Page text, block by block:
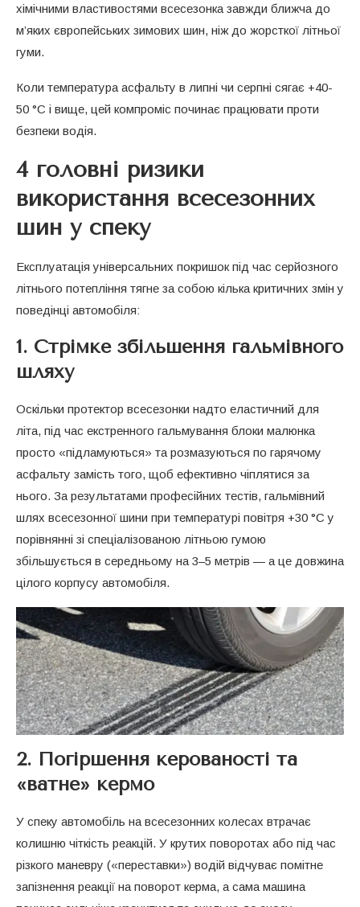
хімічними властивостями всесезонка завжди ближча до
м’яких європейських зимових шин, ніж до жорсткої літньої
гуми.
Коли температура асфальту в липні чи серпні сягає +40-
50 °C і вище, цей компроміс починає працювати проти
безпеки водія.
4 головні ризики
використання всесезонних
шин у спеку
Експлуатація універсальних покришок під час серйозного
літнього потепління тягне за собою кілька критичних змін у
поведінці автомобіля:
1. Стрімке збільшення гальмівного
шляху
Оскільки протектор всесезонки надто еластичний для
літа, під час екстренного гальмування блоки малюнка
просто «підламуються» та розмазуються по гарячому
асфальту замість того, щоб ефективно чіплятися за
нього. За результатами професійних тестів, гальмівний
шлях всесезонної шини при температурі повітря +30 °C у
порівнянні зі спеціалізованою літньою гумою
збільшується в середньому на 3–5 метрів — а це довжина
цілого корпусу автомобіля.
2. Погіршення керованості та
«ватне» кермо
У спеку автомобіль на всесезонних колесах втрачає
колишню чіткість реакцій. У крутих поворотах або під час
різкого маневру («переставки») водій відчуває помітне
запізнення реакції на поворот керма, а сама машина